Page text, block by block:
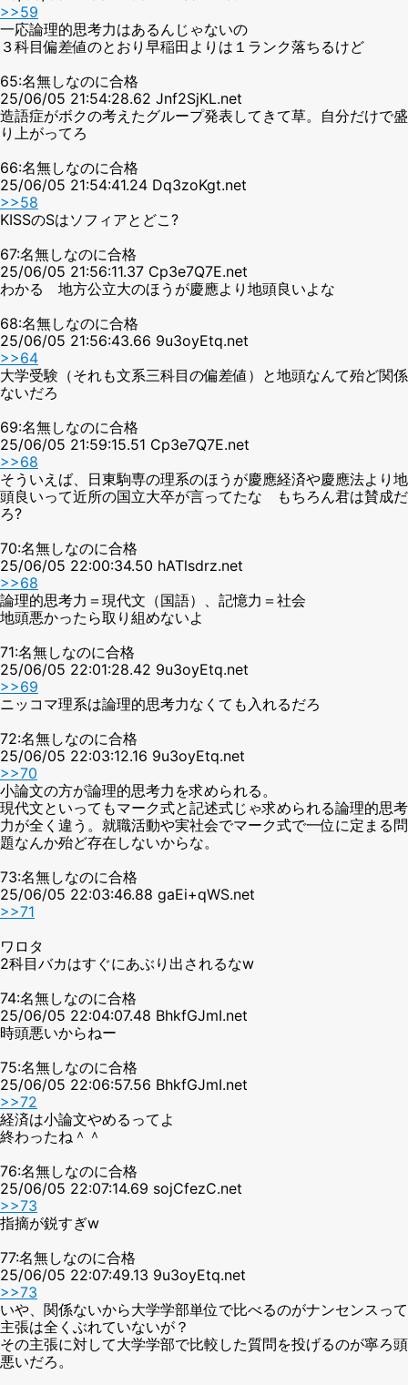
>>59
一応論理的思考力はあるんじゃないの
３科目偏差値のとおり早稲田よりは１ランク落ちるけど
65:名無しなのに合格
25/06/05 21:54:28.62 Jnf2SjKL.net
造語症がボクの考えたグループ発表してきて草。自分だけで盛
り上がってろ
66:名無しなのに合格
25/06/05 21:54:41.24 Dq3zoKgt.net
>>58
KISSのSはソフィアとどこ?
67:名無しなのに合格
25/06/05 21:56:11.37 Cp3e7Q7E.net
わかる 地方公立大のほうが慶應より地頭良いよな
68:名無しなのに合格
25/06/05 21:56:43.66 9u3oyEtq.net
>>64
大学受験（それも文系三科目の偏差値）と地頭なんて殆ど関係
ないだろ
69:名無しなのに合格
25/06/05 21:59:15.51 Cp3e7Q7E.net
>>68
そういえば、日東駒専の理系のほうが慶應経済や慶應法より地
頭良いって近所の国立大卒が言ってたな もちろん君は賛成だ
ろ?
70:名無しなのに合格
25/06/05 22:00:34.50 hATlsdrz.net
>>68
論理的思考力＝現代文（国語）、記憶力＝社会
地頭悪かったら取り組めないよ
71:名無しなのに合格
25/06/05 22:01:28.42 9u3oyEtq.net
>>69
ニッコマ理系は論理的思考力なくても入れるだろ
72:名無しなのに合格
25/06/05 22:03:12.16 9u3oyEtq.net
>>70
小論文の方が論理的思考力を求められる。
現代文といってもマーク式と記述式じゃ求められる論理的思考
力が全く違う。就職活動や実社会でマーク式で一位に定まる問
題なんか殆ど存在しないからな。
73:名無しなのに合格
25/06/05 22:03:46.88 gaEi+qWS.net
>>71
ワロタ
2科目バカはすぐにあぶり出されるなw
74:名無しなのに合格
25/06/05 22:04:07.48 BhkfGJmI.net
時頭悪いからねー
75:名無しなのに合格
25/06/05 22:06:57.56 BhkfGJmI.net
>>72
経済は小論文やめるってよ
終わったね＾＾
76:名無しなのに合格
25/06/05 22:07:14.69 sojCfezC.net
>>73
指摘が鋭すぎw
77:名無しなのに合格
25/06/05 22:07:49.13 9u3oyEtq.net
>>73
いや、関係ないから大学学部単位で比べるのがナンセンスって
主張は全くぶれていないが？
その主張に対して大学学部で比較した質問を投げるのが寧ろ頭
悪いだろ。